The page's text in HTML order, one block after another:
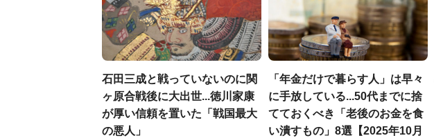
石田三成と戦っていないのに関
ヶ原合戦後に大出世...徳川家康
が厚い信頼を置いた「戦国最大
の悪人」
「年金だけで暮らす人」は早々
に手放している...50代までに捨
てておくべき「老後のお金を食
い潰すもの」8選【2025年10月